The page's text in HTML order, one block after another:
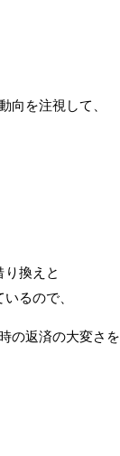
向を注視して、
換えと
るので、
の返済の大変さを